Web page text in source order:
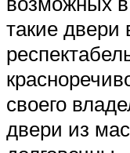
такие двери
своего
двери из